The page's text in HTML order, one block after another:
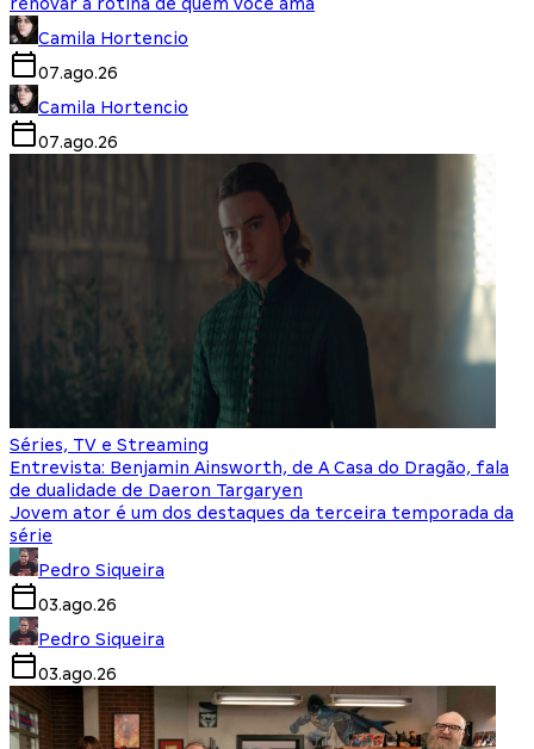
Camila Hortencio
07.ago.26
Camila Hortencio
07.ago.26
Séries, TV e Streaming
Entrevista: Benjamin Ainsworth, de A Casa do Dragão, fala
de dualidade de Daeron Targaryen
Jovem ator é um dos destaques da terceira temporada da
série
Pedro Siqueira
03.ago.26
Pedro Siqueira
03.ago.26